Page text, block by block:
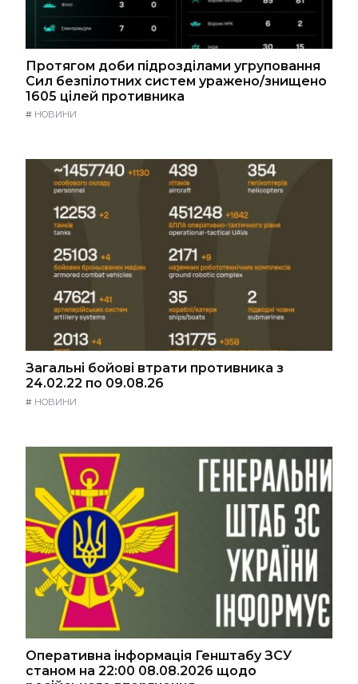
Протягом доби підрозділами угруповання
Сил безпілотних систем уражено/знищено
1605 цілей противника
# НОВИНИ
Загальні бойові втрати противника з
24.02.22 по 09.08.26
# НОВИНИ
Оперативна інформація Генштабу ЗСУ
станом на 22:00 08.08.2026 щодо